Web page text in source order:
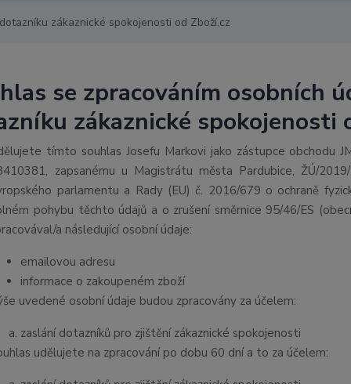
zákaznické spokojenosti od Zboží.cz
se zpracováním osobních
zákaznické spokojenosti
tímto souhlas Josefu Markovi jako zástupce obchodu
zapsanému u Magistrátu města Pardubice, ŽÚ/2019/
parlamentu a Rady (EU) č. 2016/679 o ochraně
pohybu těchto údajů a o zrušení směrnice 95/46/ES
a následující osobní údaje:
emailovou adresu
informace o zakoupeném zboží
uvedené osobní údaje budou zpracovány za účelem:
zaslání dotazníků pro zjištění zákaznické spokojenosti
udělujete na zpracování po dobu 60 dní a to za účelem: